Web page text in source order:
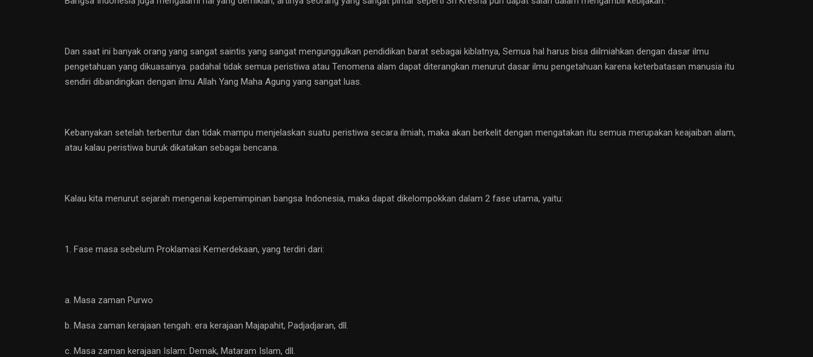
Dan saat ini banyak orang yang sangat saintis yang sangat mengunggulkan pendidikan barat sebagai kiblatnya, Semua hal harus bisa diilmiahkan dengan dasar ilmu
pengetahuan yang dikuasainya. padahal tidak semua peristiwa atau Tenomena alam dapat diterangkan menurut dasar ilmu pengetahuan karena keterbatasan manusia itu
sendiri dibandingkan dengan ilmu Allah Yang Maha Agung yang sangat luas.
Kebanyakan setelah terbentur dan tidak mampu menjelaskan suatu peristiwa secara ilmiah, maka akan berkelit dengan mengatakan itu semua merupakan keajaiban alam,
atau kalau peristiwa buruk dikatakan sebagai bencana.
Kalau kita menurut sejarah mengenai kepemimpinan bangsa Indonesia, maka dapat dikelompokkan dalam 2 fase utama, yaitu:
1. Fase masa sebelum Proklamasi Kemerdekaan, yang terdiri dari:
a. Masa zaman Purwo
b. Masa zaman kerajaan tengah: era kerajaan Majapahit, Padjadjaran, dll.
c. Masa zaman kerajaan Islam: Demak, Mataram Islam, dll.